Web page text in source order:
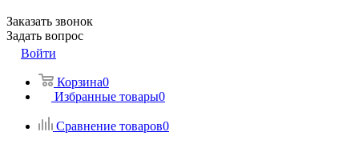
Заказать звонок
Задать вопрос
Войти
Корзина0
Избранные товары0
Сравнение товаров0